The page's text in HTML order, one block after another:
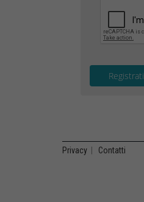
Registrati
Privacy Contatti